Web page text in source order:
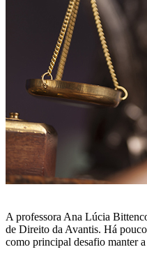
A professora Ana Lúcia
de Direito da Avantis. Há
como principal desafio manter